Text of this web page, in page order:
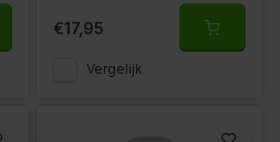
€17,95
Vergelijk